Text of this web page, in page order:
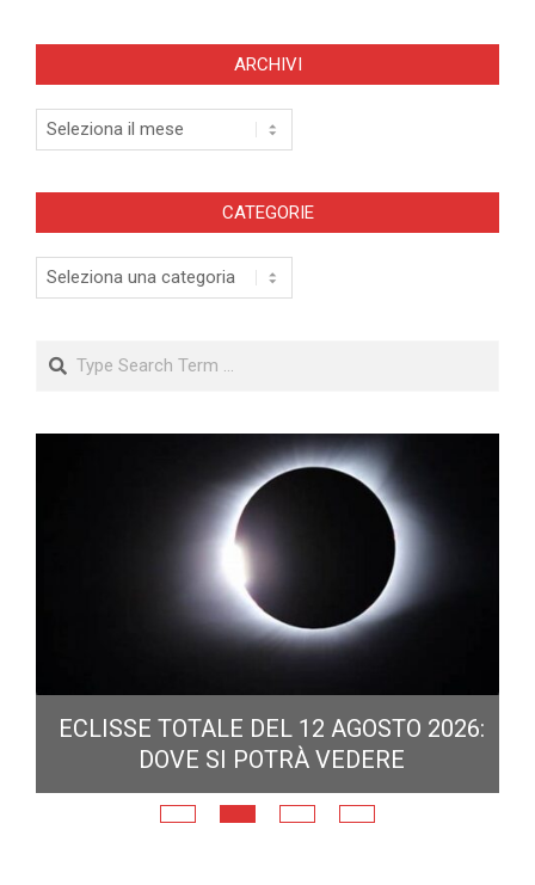
ARCHIVI
Archivi
CATEGORIE
Categorie
Search
ECLISSE TOTALE DEL 12 AGOSTO 2026:
DOVE SI POTRÀ VEDERE